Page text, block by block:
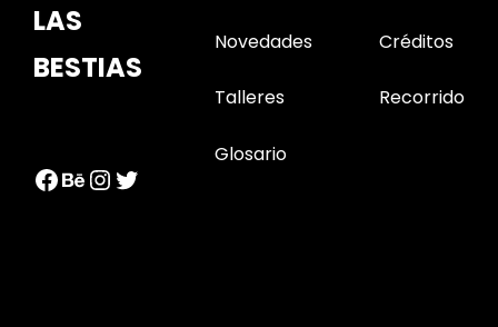
LAS
BESTIAS
Facebook
Behance
Instagram
Twitter
Novedades
Talleres
Glosario
Créditos
Recorrido